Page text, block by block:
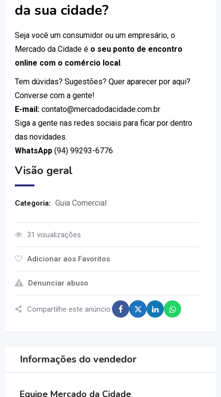
da sua cidade?
Seja você um consumidor ou um empresário, o
Mercado da Cidade é o seu ponto de encontro
online com o comércio local.
Tem dúvidas? Sugestões? Quer aparecer por aqui?
Converse com a gente!
E-mail: contato@mercadodacidade.com.br
Siga a gente nas redes sociais para ficar por dentro
das novidades.
WhatsApp (94) 99293-6776
Visão geral
Categoria: Guia Comercial
31 visualizações
Adicionar aos Favoritos
Denunciar abuso
Compartilhe este anúncio:
Informações do vendedor
Equipe Mercado da Cidade